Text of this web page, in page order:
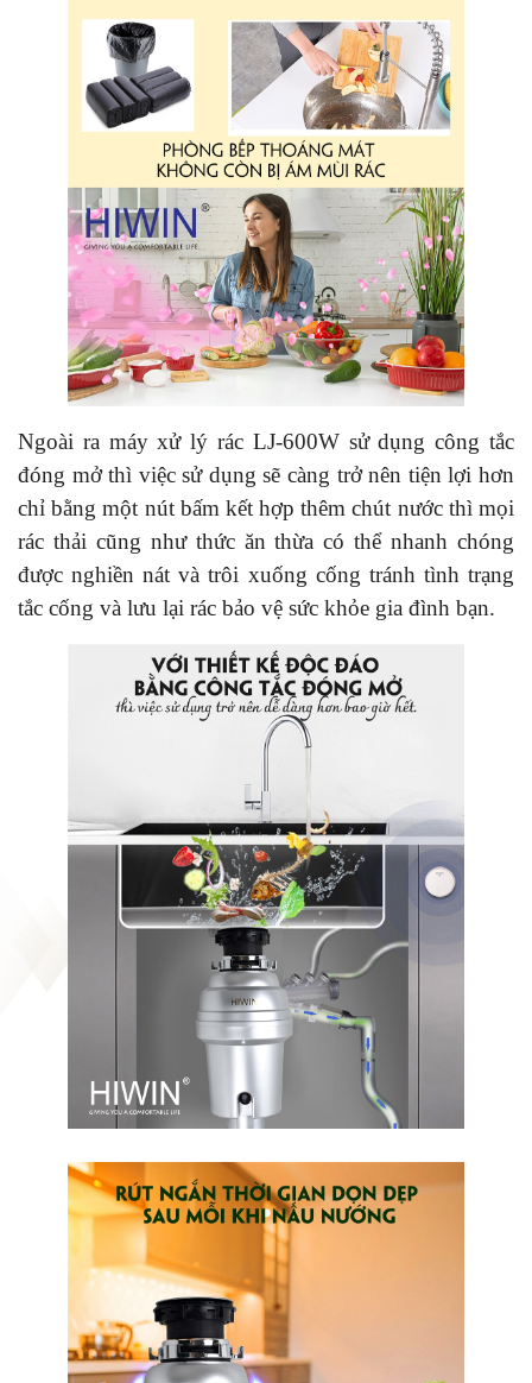
Ngoài ra máy xử lý rác LJ-600Wsử dụng công tắc
đóng mở thì việc sử dụng sẽ càng trở nên tiện lợi hơn
chỉ bằng một nút bấm kết hợp thêm chút nước thì mọi
rác thải cũng như thức ăn thừa có thể nhanh chóng
được nghiền nát và trôi xuống cống tránh tình trạng
tắc cống và lưu lại rác bảo vệ sức khỏe gia đình bạn.